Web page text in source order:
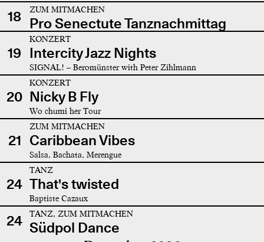
18 ZUM MITMACHEN
Pro Senectute Tanznachmittag
19
KONZERT
Intercity Jazz Nights
SIGNAL! – Beromünster with Peter Zihlmann
20
KONZERT
Nicky B Fly
Wo chumi her Tour
21
ZUM MITMACHEN
Caribbean Vibes
Salsa, Bachata, Merengue
24
TANZ
That's twisted
Baptiste Cazaux
24 TANZ, ZUM MITMACHEN
Südpol Dance